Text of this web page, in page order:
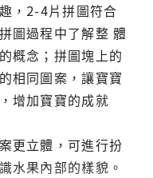
，2-4片拼圖符合
圖過程中了解整 體
概念；拼圖塊上的
相同圖案，讓寶寶
增加寶寶的成就
更立體，可進行扮
水果內部的樣貌。